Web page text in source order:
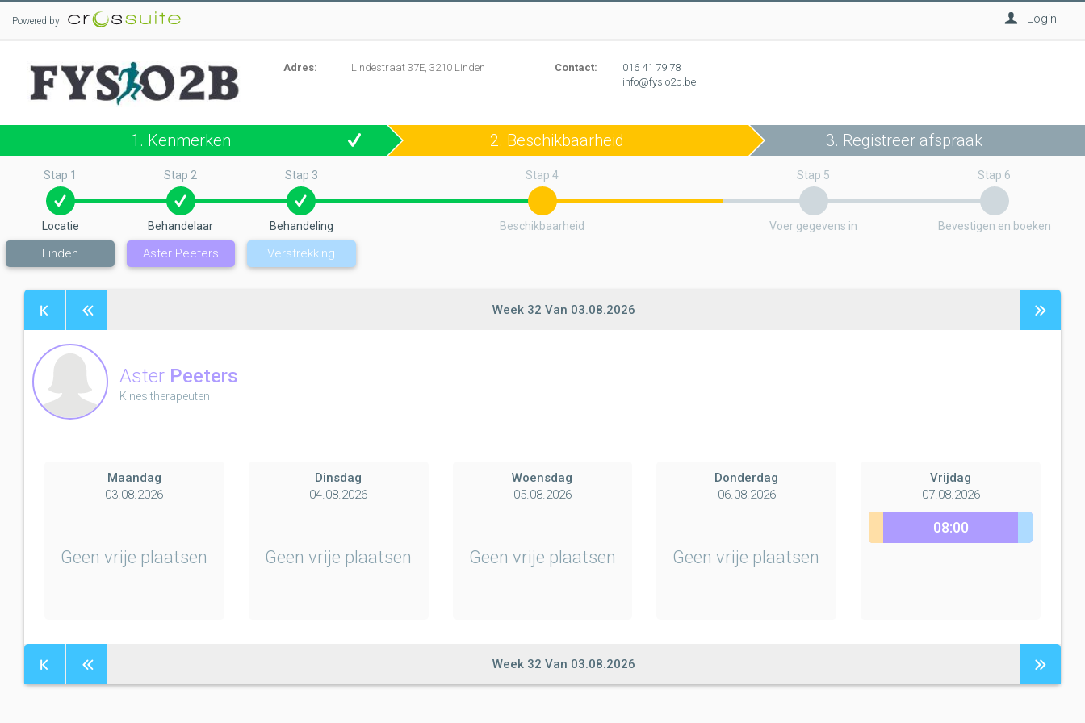
Powered by Login
Adres: Lindestraat 37E, 3210 Linden Contact:
016 41 79 78
info@fysio2b.be
1. Kenmerken 2. Beschikbaarheid 3. Registreer afspraak
Stap 1
Locatie
Linden
Stap 2
Behandelaar
Aster Peeters
Stap 3
Behandeling
Verstrekking
Stap 4
Beschikbaarheid
Stap 5
Voer gegevens in
Stap 6
Bevestigen en boeken
Week32 Van 03.08.2026
Aster Peeters
Kinesitherapeuten
Maandag
03.08.2026
Geen vrije plaatsen
Dinsdag
04.08.2026
Geen vrije plaatsen
Woensdag
05.08.2026
Geen vrije plaatsen
Donderdag
06.08.2026
Geen vrije plaatsen
Vrijdag
07.08.2026
08:00
Week32 Van 03.08.2026